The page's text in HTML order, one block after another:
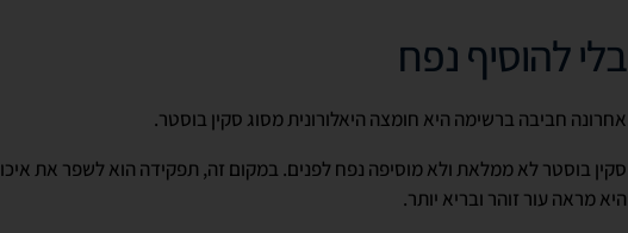
בלי להוסיף נפח
אחרונה חביבה ברשימה היא חומצה היאלורונית מסוג סקין בוסטר.
סקין בוסטר לא ממלאת ולא מוסיפה נפח לפנים. במקום זה, תפקידה הוא לשפר את
היא מראה עור זוהר ובריא יותר.